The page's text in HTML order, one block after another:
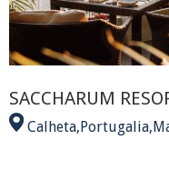
SACCHARUM
Calheta,Portugalia,